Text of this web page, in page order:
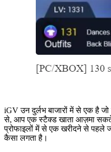
iGV उन दुर्लभ बाजारों में से एक है
से, आप एक स्टैक्ड खाता आज़मा
प्रोफाइलों में से एक खरीदने से पहले
कैसा लगता है।